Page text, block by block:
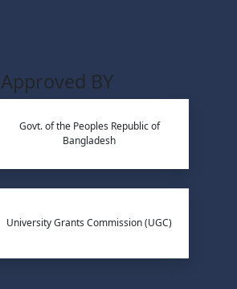
Approved BY
Govt. of the Peoples Republic of
Bangladesh
University Grants Commission (UGC)